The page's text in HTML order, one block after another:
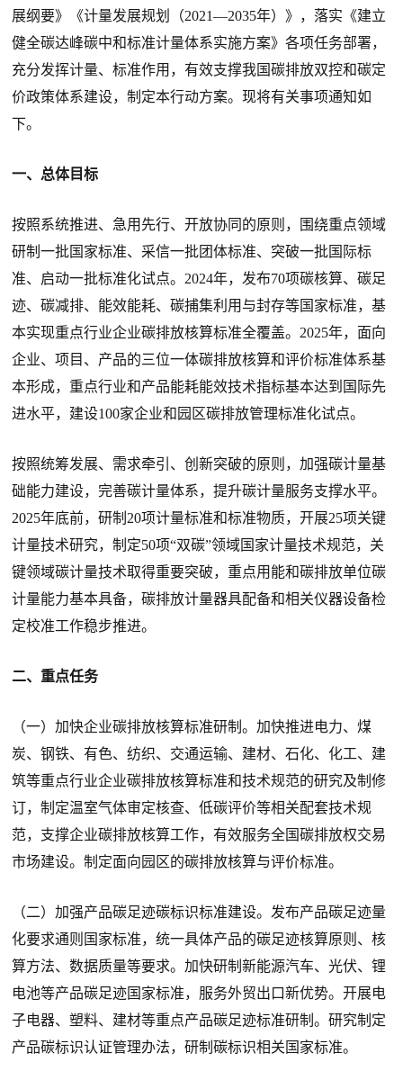
展纲要》《计量发展规划（2021—2035年）》，落实《建立
健全碳达峰碳中和标准计量体系实施方案》各项任务部署，
充分发挥计量、标准作用，有效支撑我国碳排放双控和碳定
价政策体系建设，制定本行动方案。现将有关事项通知如
下。
一、总体目标
按照系统推进、急用先行、开放协同的原则，围绕重点领域
研制一批国家标准、采信一批团体标准、突破一批国际标
准、启动一批标准化试点。2024年，发布70项碳核算、碳足
迹、碳减排、能效能耗、碳捕集利用与封存等国家标准，基
本实现重点行业企业碳排放核算标准全覆盖。2025年，面向
企业、项目、产品的三位一体碳排放核算和评价标准体系基
本形成，重点行业和产品能耗能效技术指标基本达到国际先
进水平，建设100家企业和园区碳排放管理标准化试点。
按照统筹发展、需求牵引、创新突破的原则，加强碳计量基
础能力建设，完善碳计量体系，提升碳计量服务支撑水平。
2025年底前，研制20项计量标准和标准物质，开展25项关键
计量技术研究，制定50项“双碳”领域国家计量技术规范，关
键领域碳计量技术取得重要突破，重点用能和碳排放单位碳
计量能力基本具备，碳排放计量器具配备和相关仪器设备检
定校准工作稳步推进。
二、重点任务
（一）加快企业碳排放核算标准研制。加快推进电力、煤
炭、钢铁、有色、纺织、交通运输、建材、石化、化工、建
筑等重点行业企业碳排放核算标准和技术规范的研究及制修
订，制定温室气体审定核查、低碳评价等相关配套技术规
范，支撑企业碳排放核算工作，有效服务全国碳排放权交易
市场建设。制定面向园区的碳排放核算与评价标准。
（二）加强产品碳足迹碳标识标准建设。发布产品碳足迹量
化要求通则国家标准，统一具体产品的碳足迹核算原则、核
算方法、数据质量等要求。加快研制新能源汽车、光伏、锂
电池等产品碳足迹国家标准，服务外贸出口新优势。开展电
子电器、塑料、建材等重点产品碳足迹标准研制。研究制定
产品碳标识认证管理办法，研制碳标识相关国家标准。